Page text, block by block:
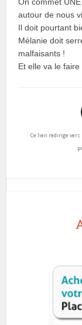
autour de nous
Il doit pourtant
Mélanie doit
malfaisants !
Et elle va le faire
Ce lien redirige vers